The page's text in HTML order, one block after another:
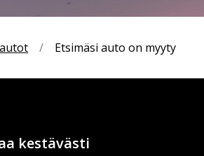
/ Etsimäsi auto on myyty
kestävästi